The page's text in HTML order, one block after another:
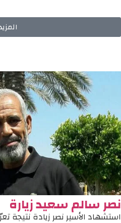
نصر سالم سعيد زيارة
استشهاد الأسير نصر زيادة نتيجة